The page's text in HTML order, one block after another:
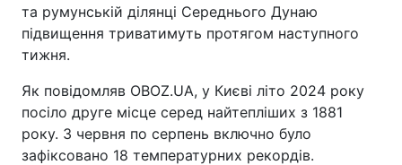
та румунській ділянці Середнього Дунаю
підвищення триватимуть протягом наступного
тижня.
Як повідомляв OBOZ.UA, у Києві літо 2024 року
посіло друге місце серед найтепліших з 1881
року. З червня по серпень включно було
зафіксовано 18 температурних рекордів.